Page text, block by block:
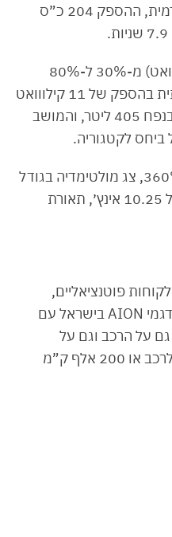
410 ק”מ (WLTP). ההנעה קדמית, ההספק 204 כ”ס
טעינה מהירה (DC עד 75 קילוואט) מ-30% ל-80%
אורכת כ-34 דקות, טעינה ביתית בהספק של 11 קילווואט
תארך כ-7 שעות. תא המטען בנפח 405 ליטר, והמושב
ביחס לקטגוריה.
שווה לציין: מצלמות היקפיות 360°, צג מולטימדיה בגודל
14.6 אינץ׳, לוח מחוונים בגודל 10.25 אינץ׳, תאורת
פוטנציאליים,
היבואנית בחרה לשווק את כל דגמי AION בישראל עם
על הרכב וגם על
הסוללה – עד 160 אלף ק”מ לרכב או 200 אלף ק”מ